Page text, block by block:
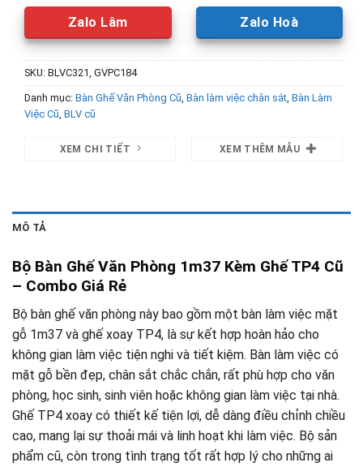
Zalo Lâm Zalo Hoà
SKU: BLVC321, GVPC184
Danh mục: Bàn Ghế Văn Phòng Cũ, Bàn làm việc chân sắt, Bàn Làm
Việc Cũ, BLV cũ
XEM CHI TIẾT XEM THÊM MẪU
MÔ TẢ
Bộ Bàn Ghế Văn Phòng 1m37 Kèm Ghế TP4 Cũ
– Combo Giá Rẻ
Bộ bàn ghế văn phòng này bao gồm một bàn làm việc mặt
gỗ 1m37 và ghế xoay TP4, là sự kết hợp hoàn hảo cho
không gian làm việc tiện nghi và tiết kiệm. Bàn làm việc có
mặt gỗ bền đẹp, chân sắt chắc chắn, rất phù hợp cho văn
phòng, học sinh, sinh viên hoặc không gian làm việc tại nhà.
Ghế TP4 xoay có thiết kế tiện lợi, dễ dàng điều chỉnh chiều
cao, mang lại sự thoải mái và linh hoạt khi làm việc. Bộ sản
phẩm cũ, còn trong tình trạng tốt rất hợp lý cho những ai